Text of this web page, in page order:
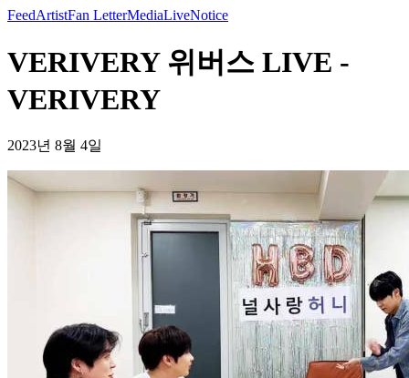
FeedArtistFan LetterMediaLiveNotice
VERIVERY 위버스 LIVE -
VERIVERY
2023년 8월 4일